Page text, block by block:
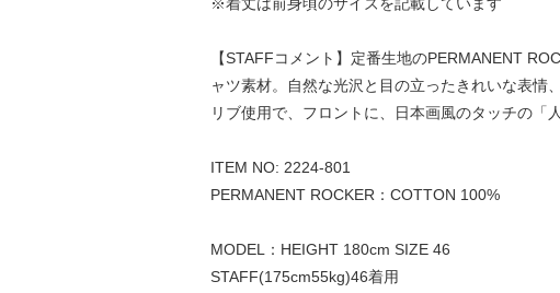
【STAFFコメント】定番生地のPERMANENT
ャツ素材。自然な光沢と目の立ったきれいな表情
リブ使用で、フロントに、日本画風のタッチの「
ITEM NO: 2224-801
PERMANENT ROCKER：COTTON 100%
MODEL：HEIGHT 180cm SIZE 46
STAFF(175cm55kg)46着用